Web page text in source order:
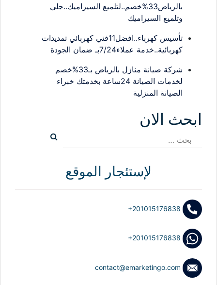
بالرياض33%خصم..لتلميع السيراميك..جلي
وتلميع السيراميك
تأسيس كهرباء..افضل11فني كهربائي تمديدات
كهربائية..خدمة عملاء7/24بـ ضمان الجودة
شركة صيانة منازل بالرياض بـ33%خصم
لخدمات الصيانة 24ساعة بخدمتك خبراء
الصيانة المنزلية
ابحث الان
البحث
لإستئجار الموقع
+201015176838
+201015176838
contact@emarketingo.com